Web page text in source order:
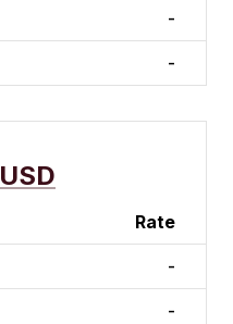
-
-
USD
Rate
-
-